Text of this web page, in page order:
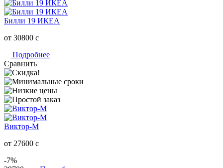
Билли 19 ИКЕА
от 30800 c
Подробнее
Сравнить
Виктор-М
от 27600 c
-7%